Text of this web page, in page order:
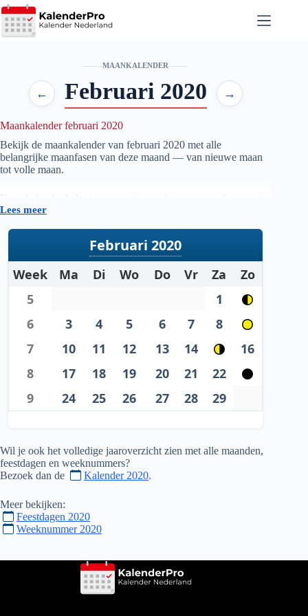
Ga
naar
de
MAANKALENDER
← Februari 2020 →
Maankalender februari 2020
Bekijk de maankalender van februari 2020 met alle
belangrijke maanfasen van deze maand — van nieuwe maan
tot volle maan.
Deze kalender helpt je om precies te zien wanneer de maan in
welke fase staat, handig voor iedereen die geïnteresseerd is in
weten wanneer de volgende volle maan zichtbaar is.
De gegevens worden automatisch bijgewerkt en zijn
gebaseerd op betrouwbare astronomische berekeningen. Zo
maand.
Lees meer
Februari 2020
Week Ma Di Wo Do Vr Za
Zo
5
1
6
3 4 5 6 7
8
7
10 11 12 13 14
16
8
17 18 19 20 21
22
9
24 25 26 27 28 29
Wil je ook het volledige jaaroverzicht zien met alle maanden,
feestdagen en weeknummers?
Bezoek dan de
Kalender 2020.
Meer bekijken:
Feestdagen 2020
Weeknummer 2020